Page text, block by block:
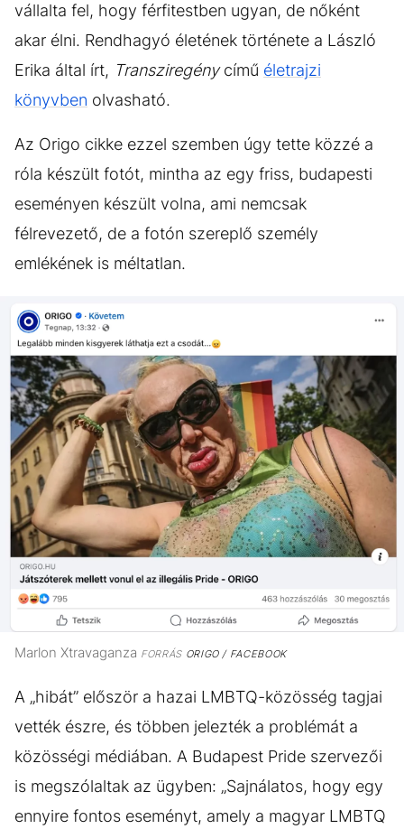
vállalta fel, hogy férfitestben ugyan, de nőként
akar élni. Rendhagyó életének története a László
Erika által írt, Transziregénycímű életrajzi
könyvben olvasható.
Az Origo cikke ezzel szemben úgy tette közzé a
róla készült fotót, mintha az egy friss, budapesti
eseményen készült volna, ami nemcsak
félrevezető, de a fotón szereplő személy
emlékének is méltatlan.
Marlon Xtravaganza FORRÁSORIGO / FACEBOOK
A „hibát” először a hazai LMBTQ-közösség tagjai
vették észre, és többen jelezték a problémát a
közösségi médiában. A Budapest Pride szervezői
is megszólaltak az ügyben: „Sajnálatos, hogy egy
ennyire fontos eseményt, amely a magyar LMBTQ